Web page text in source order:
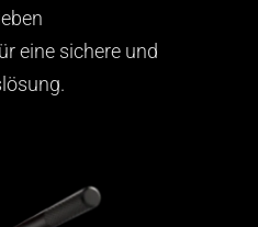
eine sichere und